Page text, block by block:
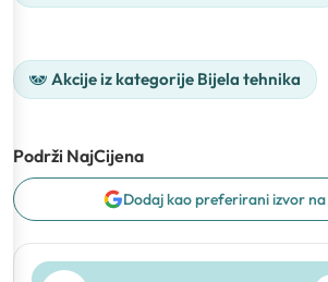
Akcije iz kategorije Bijela tehnika
Podrži NajCijena
Dodaj kao preferirani izvor na